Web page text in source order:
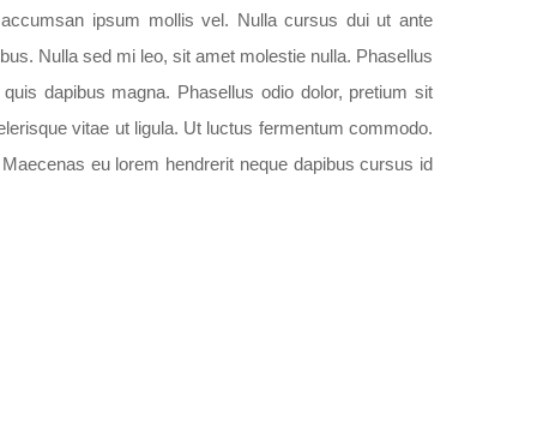
ipsum mollis vel. Nulla cursus dui ut ante
Nulla sed mi leo, sit amet molestie nulla. Phasellus
dapibus magna. Phasellus odio dolor, pretium sit
vitae ut ligula. Ut luctus fermentum commodo.
eu lorem hendrerit neque dapibus cursus id